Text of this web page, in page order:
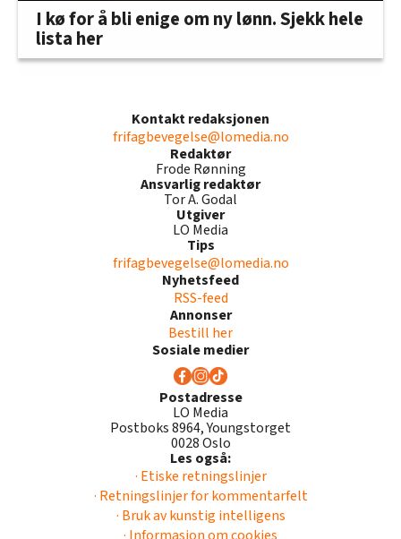
I kø for å bli enige om ny lønn. Sjekk hele
lista her
Kontakt redaksjonen
frifagbevegelse@lomedia.no
Redaktør
Frode Rønning
Ansvarlig redaktør
Tor A. Godal
Utgiver
LO Media
Tips
frifagbevegelse@lomedia.no
Nyhetsfeed
RSS-feed
Annonser
Bestill her
Sosiale medier
Postadresse
LO Media
Postboks 8964, Youngstorget
0028 Oslo
Les også:
· Etiske retningslinjer
· Retningslinjer for kommentarfelt
· Bruk av kunstig intelligens